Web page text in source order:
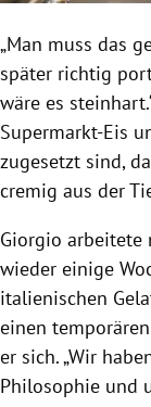
„Man muss das
später richtig
wäre es
Supermarkt-Eis
zugesetzt sind,
cremig aus der
Giorgio arbeitete
wieder einige
italienischen
einen
er sich. „Wir
Philosophie und